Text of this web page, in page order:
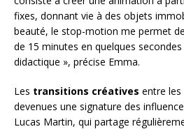
fixes, donnant vie à des objets
beauté, le stop-motion me permet de
de 15 minutes en quelques
didactique », précise Emma.
Les transitions créatives entre
devenues une signature des
Lucas Martin, qui partage